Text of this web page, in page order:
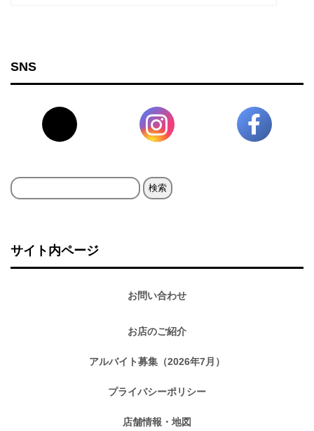
SNS
検
サイト内ページ
お問い合わせ
お店のご紹介
アルバイト募集（2026年7月）
プライバシーポリシー
店舗情報・地図